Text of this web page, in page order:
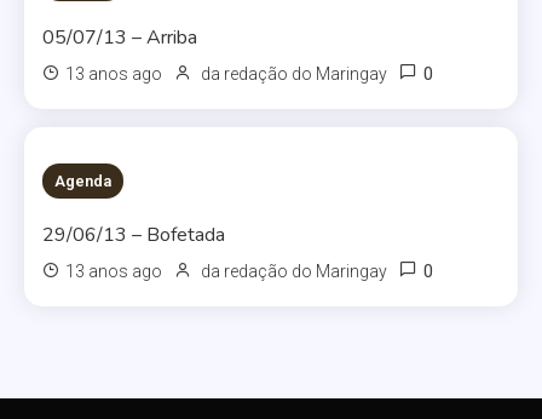
05/07/13 – Arriba
13 anos ago da redação do Maringay 0
Agenda
29/06/13 – Bofetada
13 anos ago da redação do Maringay 0